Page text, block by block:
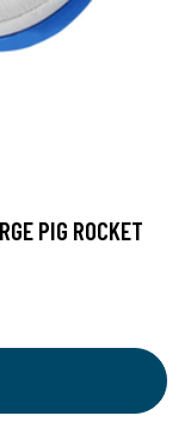
PIG ROCKET